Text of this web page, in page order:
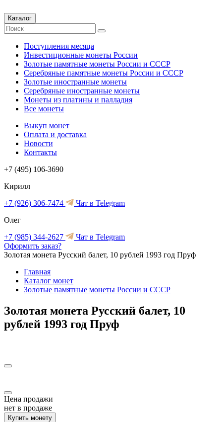
Каталог
Поступления месяца
Инвестиционные монеты России
Золотые памятные монеты России и СССР
Серебряные памятные монеты России и СССР
Золотые иностранные монеты
Серебряные иностранные монеты
Монеты из платины и палладия
Все монеты
Выкуп монет
Оплата и доставка
Новости
Контакты
+7 (495) 106-3690
Кирилл
+7 (926) 306-7474
Чат в Telegram
Олег
+7 (985) 344-2627
Чат в Telegram
Оформить заказ?
Золотая монета Русский балет, 10 рублей 1993 год Пруф
Главная
Каталог монет
Золотые памятные монеты России и СССР
Золотая монета Русский балет, 10
рублей 1993 год Пруф
Цена продажи
нет в продаже
Купить монету